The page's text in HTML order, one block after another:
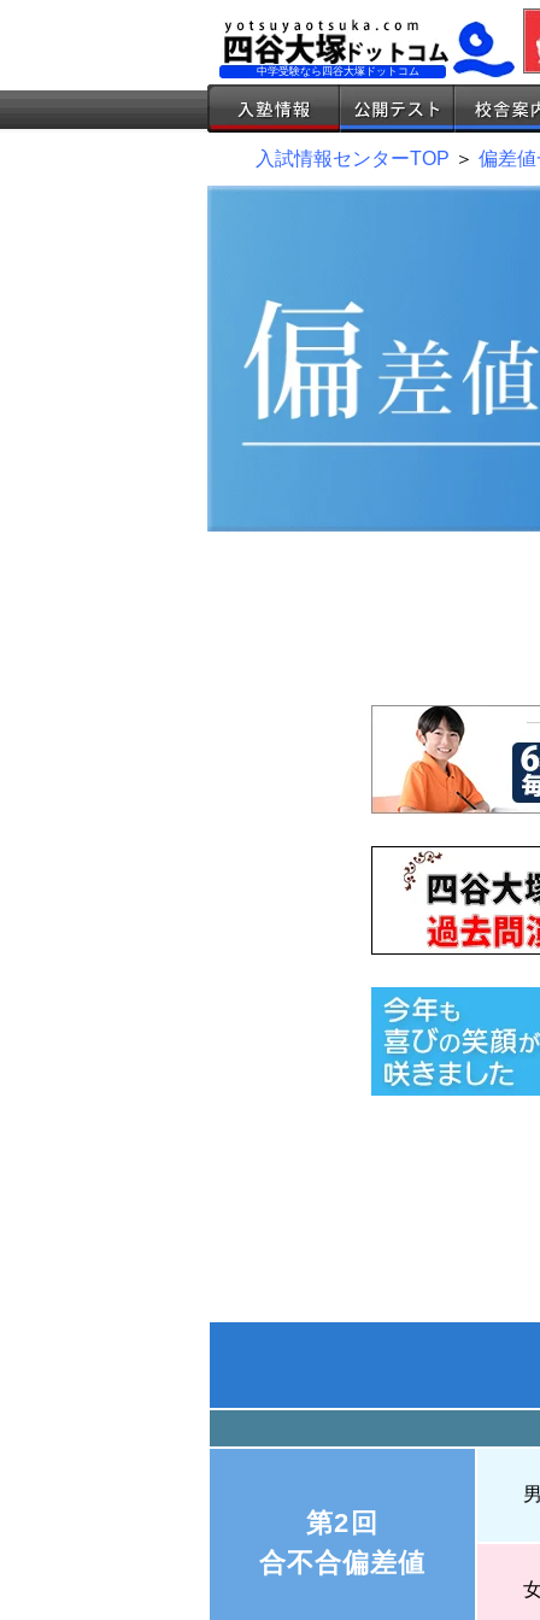
中学受験なら四谷大塚ドットコム
入試情報センターTOP ＞ 偏差
第2回
合不合偏差値